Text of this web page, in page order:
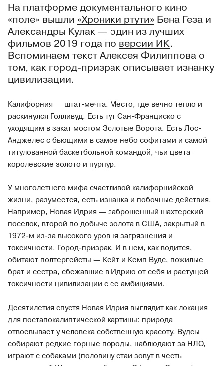
На платформе документального кино
«поле» вышли «Хроники ртути» Бена Геза и
Александры Кулак — один из лучших
фильмов 2019 года по версии ИК.
Вспоминаем текст Алексея Филиппова о
том, как город-призрак описывает изнанку
цивилизации.
Калифорния — штат-мечта. Место, где вечно тепло и
раскинулся Голливуд. Есть тут Сан-Франциско с
уходящим в закат мостом Золотые Ворота. Есть Лос-
Анджелес с бьющими в самое небо софитами и самой
титулованной баскетбольной командой, чьи цвета —
королевские золото и пурпур.
У многолетнего мифа счастливой калифорнийской
жизни, разумеется, есть изнанка и побочные действия.
Например, Новая Идрия — заброшенный шахтерский
поселок, второй по добыче золота в США, закрытый в
1972-м из-за высокого уровня загрязнения и
токсичности. Город-призрак. И в нем, как водится,
обитают полтергейсты — Кейт и Кемп Вудс, пожилые
брат и сестра, сбежавшие в Идрию от себя и растущей
токсичности цивилизации с ее амбициями.
Десятилетия спустя Новая Идрия выглядит как локация
для постапокалиптической картины: природа
отвоевывает у человека собственную красоту. Вудсы
собирают редкие горные породы, наблюдают за НЛО,
играют с собаками (половину стаи зовут в честь